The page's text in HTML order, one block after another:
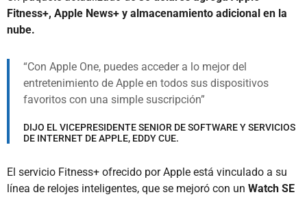
Fitness+, Apple News+ y almacenamiento adicional en la
nube.
Con Apple One, puedes acceder a lo mejor del
entretenimiento de Apple en todos sus dispositivos
favoritos con una simple suscripción
DIJO EL VICEPRESIDENTE SENIOR DE SOFTWARE Y SERVICIOS
DE INTERNET DE APPLE, EDDY CUE.
El servicio Fitness+ ofrecido por Apple está vinculado a su
línea de relojes inteligentes, que se mejoró con un Watch SE